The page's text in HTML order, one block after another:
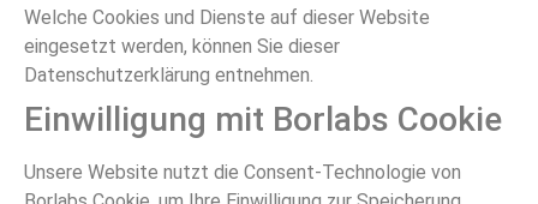
Welche Cookies und Dienste auf dieser Website
eingesetzt werden, können Sie dieser
Datenschutzerklärung entnehmen.
Einwilligung mit Borlabs Cookie
Unsere Website nutzt die Consent-Technologie von